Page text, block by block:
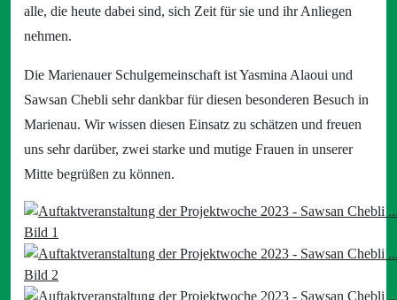
alle, die heute dabei sind, sich Zeit für sie und ihr Anliegen
nehmen.
Die Marienauer Schulgemeinschaft ist Yasmina Alaoui und
Sawsan Chebli sehr dankbar für diesen besonderen Besuch in
Marienau. Wir wissen diesen Einsatz zu schätzen und freuen
uns sehr darüber, zwei starke und mutige Frauen in unserer
Mitte begrüßen zu können.